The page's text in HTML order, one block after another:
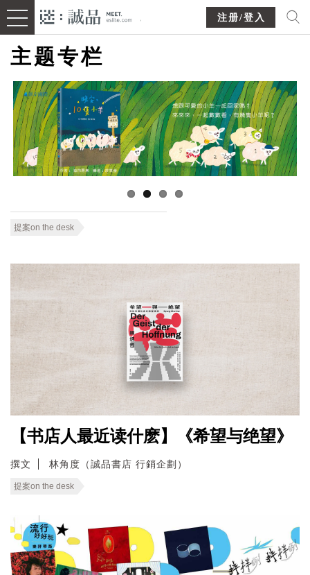
注册/登入
主题专栏
提案on the desk
【书店人最近读什麽】《希望与绝望》
撰文 林角度（誠品書店 行銷企劃）
提案on the desk